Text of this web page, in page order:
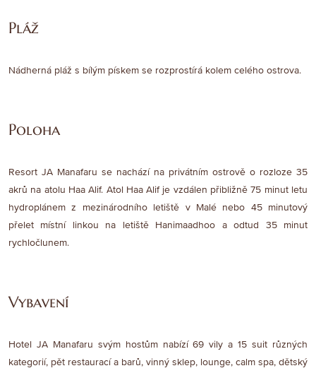
Pláž
Nádherná pláž s bílým pískem se rozprostírá kolem celého ostrova.
Poloha
Resort JA Manafaru se nachází na privátním ostrově o rozloze 35
akrů na atolu Haa Alif. Atol Haa Alif je vzdálen přibližně 75 minut letu
hydroplánem z mezinárodního letiště v Malé nebo 45 minutový
přelet místní linkou na letiště Hanimaadhoo a odtud 35 minut
rychločlunem.
Vybavení
Hotel JA Manafaru svým hostům nabízí 69 vily a 15 suit různých
kategorií, pět restaurací a barů, vinný sklep, lounge, calm spa, dětský